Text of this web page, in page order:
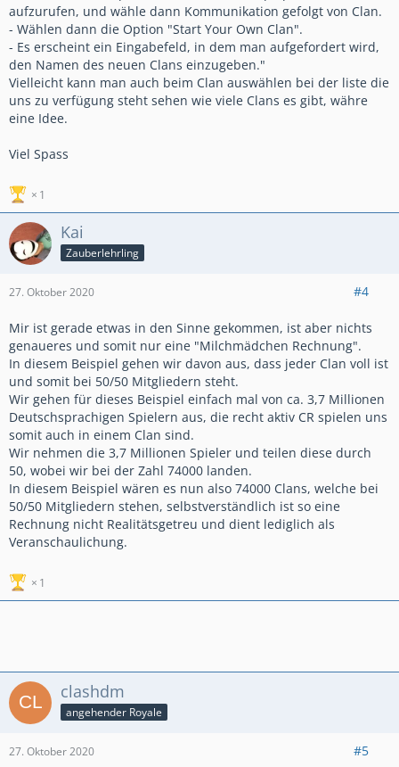
aufzurufen, und wähle dann Kommunikation gefolgt von Clan.
- Wählen dann die Option "Start Your Own Clan".
- Es erscheint ein Eingabefeld, in dem man aufgefordert wird,
den Namen des neuen Clans einzugeben."
Vielleicht kann man auch beim Clan auswählen bei der liste die
uns zu verfügung steht sehen wie viele Clans es gibt, währe
eine Idee.
Viel Spass
1
Kai
Zauberlehrling
27. Oktober 2020 #4
Mir ist gerade etwas in den Sinne gekommen, ist aber nichts
genaueres und somit nur eine "Milchmädchen Rechnung".
In diesem Beispiel gehen wir davon aus, dass jeder Clan voll ist
und somit bei 50/50 Mitgliedern steht.
Wir gehen für dieses Beispiel einfach mal von ca. 3,7 Millionen
Deutschsprachigen Spielern aus, die recht aktiv CR spielen uns
somit auch in einem Clan sind.
Wir nehmen die 3,7 Millionen Spieler und teilen diese durch
50, wobei wir bei der Zahl 74000 landen.
In diesem Beispiel wären es nun also 74000 Clans, welche bei
50/50 Mitgliedern stehen, selbstverständlich ist so eine
Rechnung nicht Realitätsgetreu und dient lediglich als
Veranschaulichung.
1
clashdm
angehender Royale
27. Oktober 2020 #5